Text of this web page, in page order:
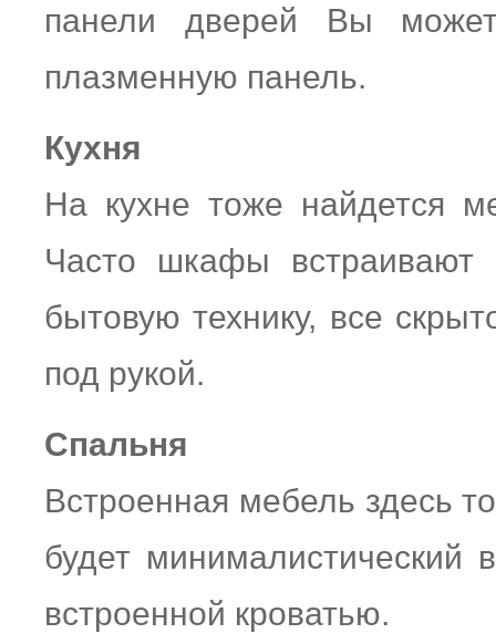
панели дверей Вы
плазменную панель.
Кухня
На кухне тоже найдется
Часто шкафы встраивают
бытовую технику, все
под рукой.
Спальня
Встроенная мебель здесь
будет минималистический
встроенной кроватью.